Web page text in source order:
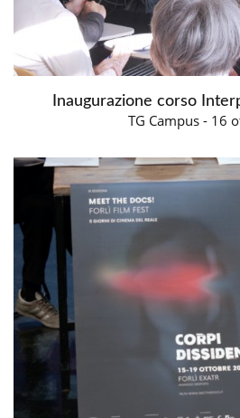
Inaugurazione corso
TG Campus - 16